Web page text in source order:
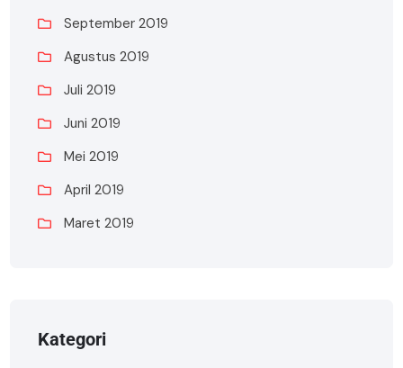
September 2019
Agustus 2019
Juli 2019
Juni 2019
Mei 2019
April 2019
Maret 2019
Kategori